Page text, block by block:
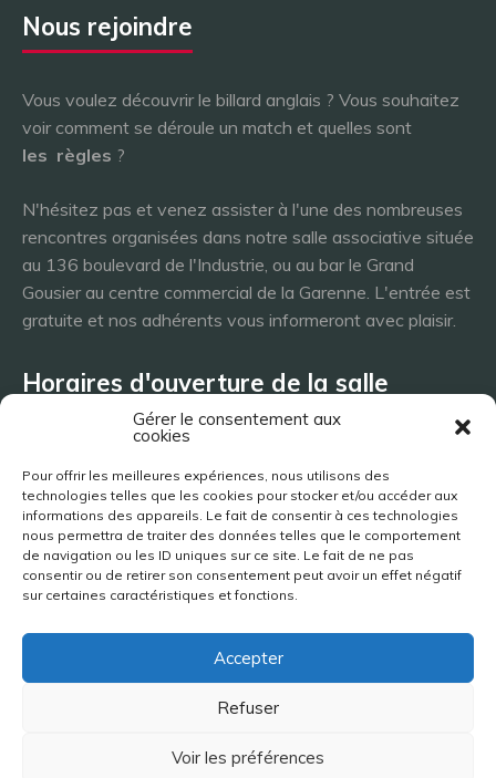
Gérer le consentement aux
cookies
Pour offrir les meilleures expériences, nous utilisons des
technologies telles que les cookies pour stocker et/ou accéder aux
informations des appareils. Le fait de consentir à ces technologies
nous permettra de traiter des données telles que le comportement
de navigation ou les ID uniques sur ce site. Le fait de ne pas
consentir ou de retirer son consentement peut avoir un effet négatif
sur certaines caractéristiques et fonctions.
Accepter
Refuser
Voir les préférences
Nous rejoindre
Vous voulez découvrir le billard anglais ? Vous souhaitez
voir comment se déroule un match et quelles sont
les règles ?
N'hésitez pas et venez assister à l'une des nombreuses
rencontres organisées dans notre salle associative située
au 136 boulevard de l'Industrie, ou au bar le Grand
Gousier au centre commercial de la Garenne. L'entrée est
gratuite et nos adhérents vous informeront avec plaisir.
Horaires d'ouverture de la salle
Mardi 8h - 23h
Mercredi - 8h - 23h
Jeudi 8h - 23h
Vendredi 8h - 23h
Samedi 8h - 23h
Site réalisé par Jimy Bigaud | 2019-2026